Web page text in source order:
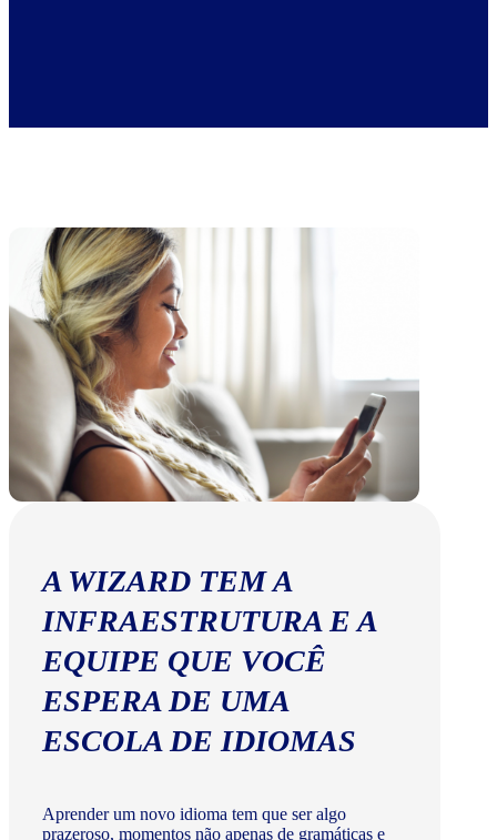
A WIZARD TEM A
INFRAESTRUTURA E A
EQUIPE QUE VOCÊ
ESPERA DE UMA
ESCOLA DE IDIOMAS
Aprender um novo idioma tem que ser algo
prazeroso, momentos não apenas de gramáticas e